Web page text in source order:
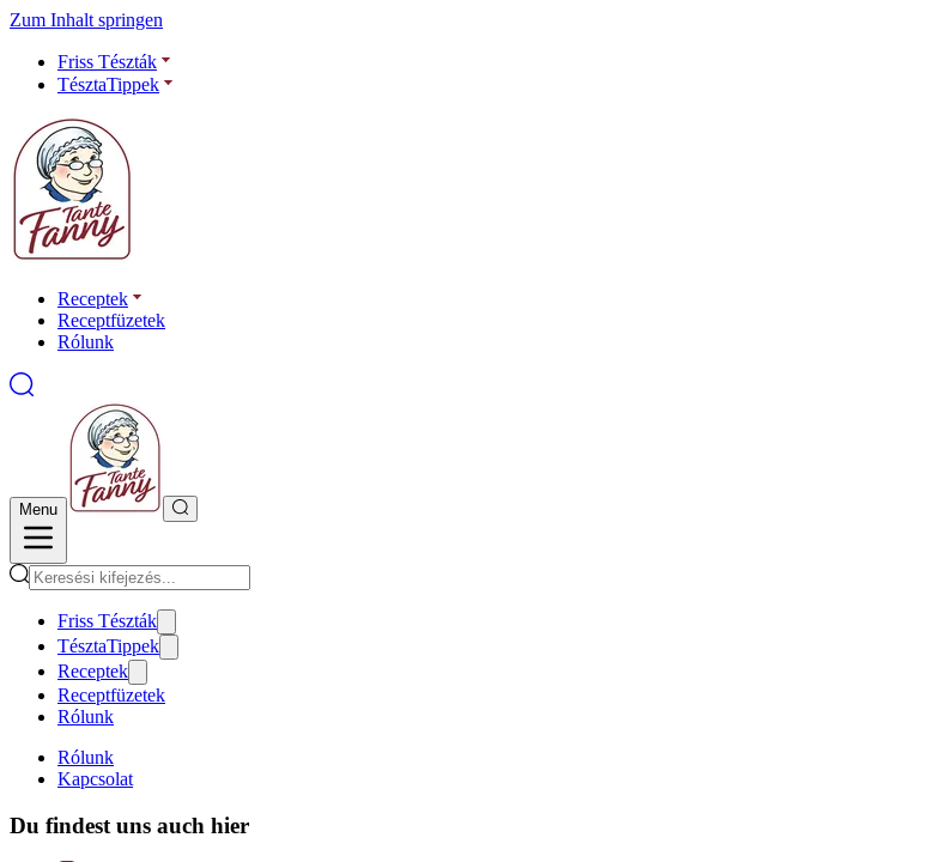
Zum Inhalt springen
Friss Tészták
TésztaTippek
Receptek
Receptfüzetek
Rólunk
Menu
Friss Tészták
TésztaTippek
Receptek
Receptfüzetek
Rólunk
Rólunk
Kapcsolat
Du findest uns auch hier